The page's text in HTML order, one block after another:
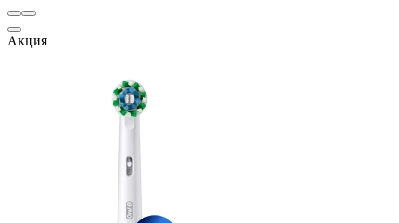
Акция